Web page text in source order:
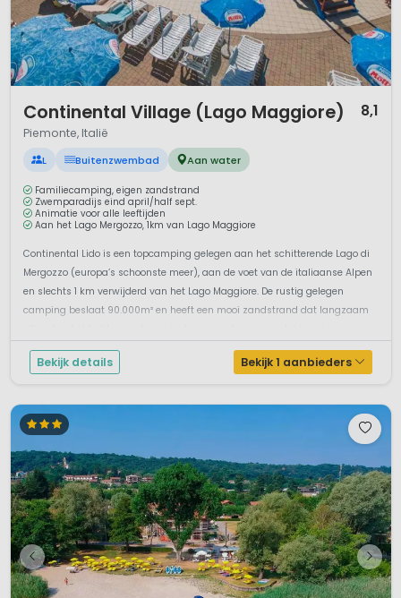
omgeving mooie tochten maken. Wie cultuur wil opsnuiven,
bezoekt historische stadjes, lokale markten of een van de
vele kastelen rondom het meer.
Camping aan het Lago Maggiore combineert natuur,
ontspanning en Italiaanse sfeer op een unieke manier. Of je
nu kiest voor een stacaravan aan het water, een glamping-
tent tussen de bomen of een chalet met uitzicht op de
bergen – het Lago Maggiore is een perfecte bestemming
Italië.
Continental Village (Lago Maggiore) 8,1
Piemonte, Italië
L Buitenzwembad Aan water
Familiecamping, eigen zandstrand
Zwemparadijs eind april/half sept.
Animatie voor alle leeftijden
Aan het Lago Mergozzo, 1km van Lago Maggiore
Continental Lido is een topcamping gelegen aan het schitterende Lago di
Mergozzo (europa’s schoonste meer), aan de voet van de italiaanse Alpen
en slechts 1 km verwijderd van het Lago Maggiore. De rustig gelegen
camping beslaat 90.000m² en heeft een mooi zandstrand dat langzaam
Bekijk details Bekijk 1 aanbieders